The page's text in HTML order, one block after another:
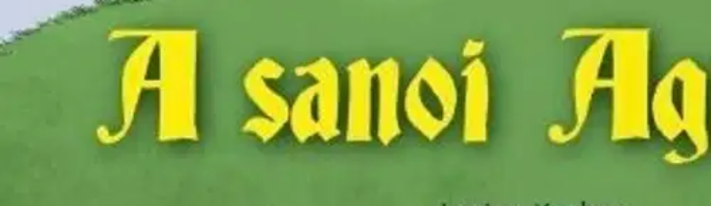
Ohjeet
Ensitilaajan pikaopas
Asennuspalvelut
Tilaus- ja toimitusehdot